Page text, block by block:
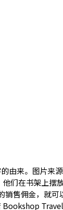
由来。图片来源
们在书架上摆
售佣金，就可